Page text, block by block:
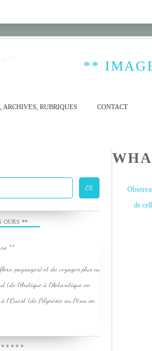
**
ARCHIVES, RUBRIQUES CONTACT
de
OURS **
paysages) et de voyages plus ou
(de l'Arctique à l'Antarctique en
l'Ouest (de Polynésie au Pérou en
* * * * *